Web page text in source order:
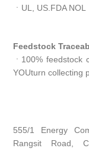
ㆍUL, US.FDA NOL
Feedstock
ㆍ100%
YOUturn collecting
555/1 Energy
Rangsit Road,